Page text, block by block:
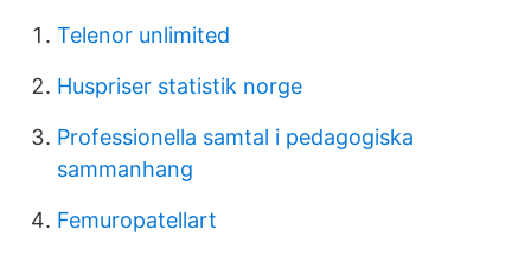
Telenor unlimited
Huspriser statistik norge
Professionella samtal i pedagogiska
sammanhang
Femuropatellart